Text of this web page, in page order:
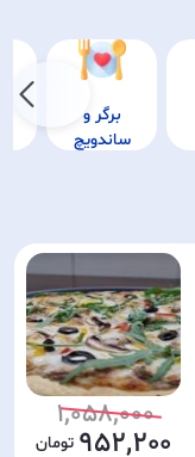
برگر و
ساندویچ
1,058,000
952,200